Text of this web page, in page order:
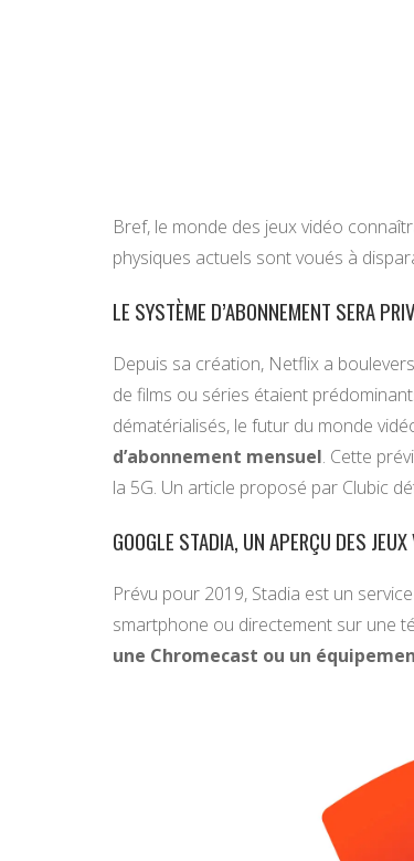
Bref, le monde des jeux vidéo
physiques actuels sont voués à
LE SYSTÈME D’ABONNEMENT SERA
Depuis sa création, Netflix a
de films ou séries étaient
dématérialisés, le futur du monde
d’abonnement mensuel. Cette
la 5G. Un article proposé par Clubic
GOOGLE STADIA, UN APERÇU DES
Prévu pour 2019, Stadia est un
smartphone ou directement sur une
une Chromecast ou un